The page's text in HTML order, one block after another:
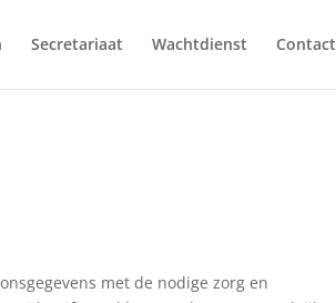
Secretariaat Wachtdienst Contact
met de nodige zorg en